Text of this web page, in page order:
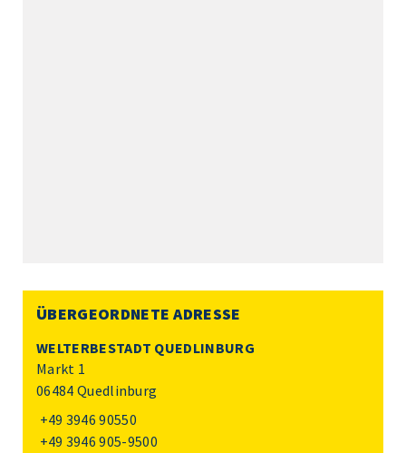
ÜBERGEORDNETE ADRESSE
WELTERBESTADT QUEDLINBURG
Markt 1
06484 Quedlinburg
+49 3946 90550
+49 3946 905-9500